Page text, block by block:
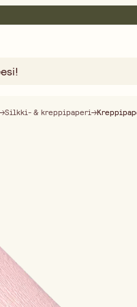
Silkki- & kreppipaperi